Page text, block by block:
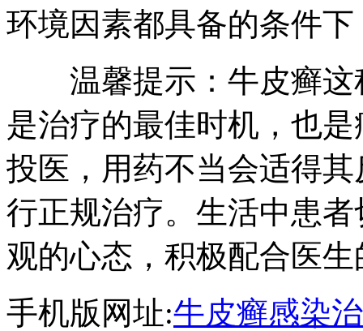
环境因素都具备的条件
温馨提示：牛皮癣这
是治疗的最佳时机，也
投医，用药不当会适得
行正规治疗。生活中患
观的心态，积极配合医
手机版网址:牛皮癣感染